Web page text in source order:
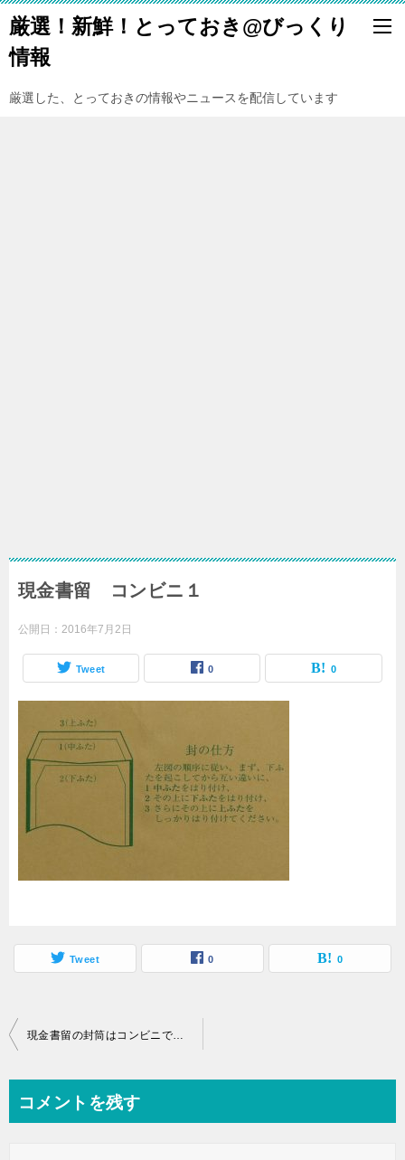
厳選！新鮮！とっておき@びっくり
情報
厳選した、とっておきの情報やニュースを配信しています
現金書留 コンビニ１
公開日： 2016年7月2日
Tweet 0 0
Tweet 0 0
投
ビ
現金書留の封筒はコンビニで購入できるの？コンビニから発送可能か
コメントを残す